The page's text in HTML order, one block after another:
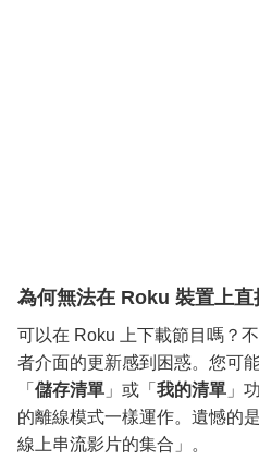
為何無法在 Roku 裝置上直
可以在 Roku 上下載節目嗎？
者介面的更新感到困惑。您可
「 儲存清單 」或「 我的清單 」
的離線模式一樣運作。遺憾的
線上串流影片的集合」。